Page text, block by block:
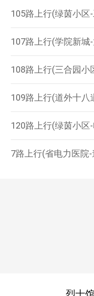
105路上行(绿茵小区
107路上行(学院新城
108路上行(三合园小
109路上行(道外十八
120路上行(绿茵小区
7路上行(省电力医院